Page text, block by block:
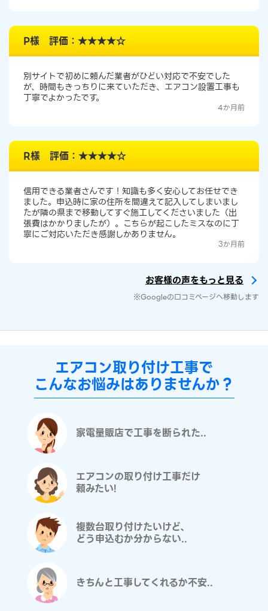
P様 評価：★★★★☆
別サイトで初めに頼んだ業者がひどい対応で不安でした
が、時間もきっちりに来ていただき、エアコン設置工事も
丁寧でよかったです。
4か月前
R様 評価：★★★★☆
信用できる業者さんです！知識も多く安心してお任せでき
ました。申込時に家の住所を間違えて記入してしまいまし
たが隣の県まで移動してすぐ施工してくださいました（出
張費はかかりましたが）。こちらが起こしたミスなのに丁
寧にご対応いただき感謝しかありません。
3か月前
お客様の声をもっと見る
※Googleの口コミページへ移動します
エアコン取り付け工事で
こんなお悩みはありませんか？
家電量販店で工事を断られた..
エアコンの取り付け工事だけ
頼みたい!
複数台取り付けたいけど、
どう申込むか分からない..
きちんと工事してくれるか不安..